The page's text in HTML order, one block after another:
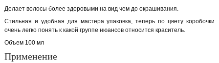
Делает волосы более здоровыми на вид чем до окрашивания.
Стильная и удобная для мастера упаковка, теперь по цвету коробочки
очень легко понять к какой группе нюансов относится краситель.
Объем 100 мл
Применение